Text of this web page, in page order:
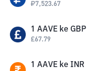
₽7,523.67
1 AAVE ke GBP
£67.79
1 AAVE ke INR